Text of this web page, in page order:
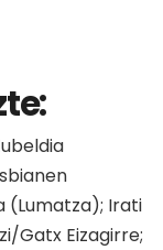
(Lumatza); Irati
Gatx Eizagirre;